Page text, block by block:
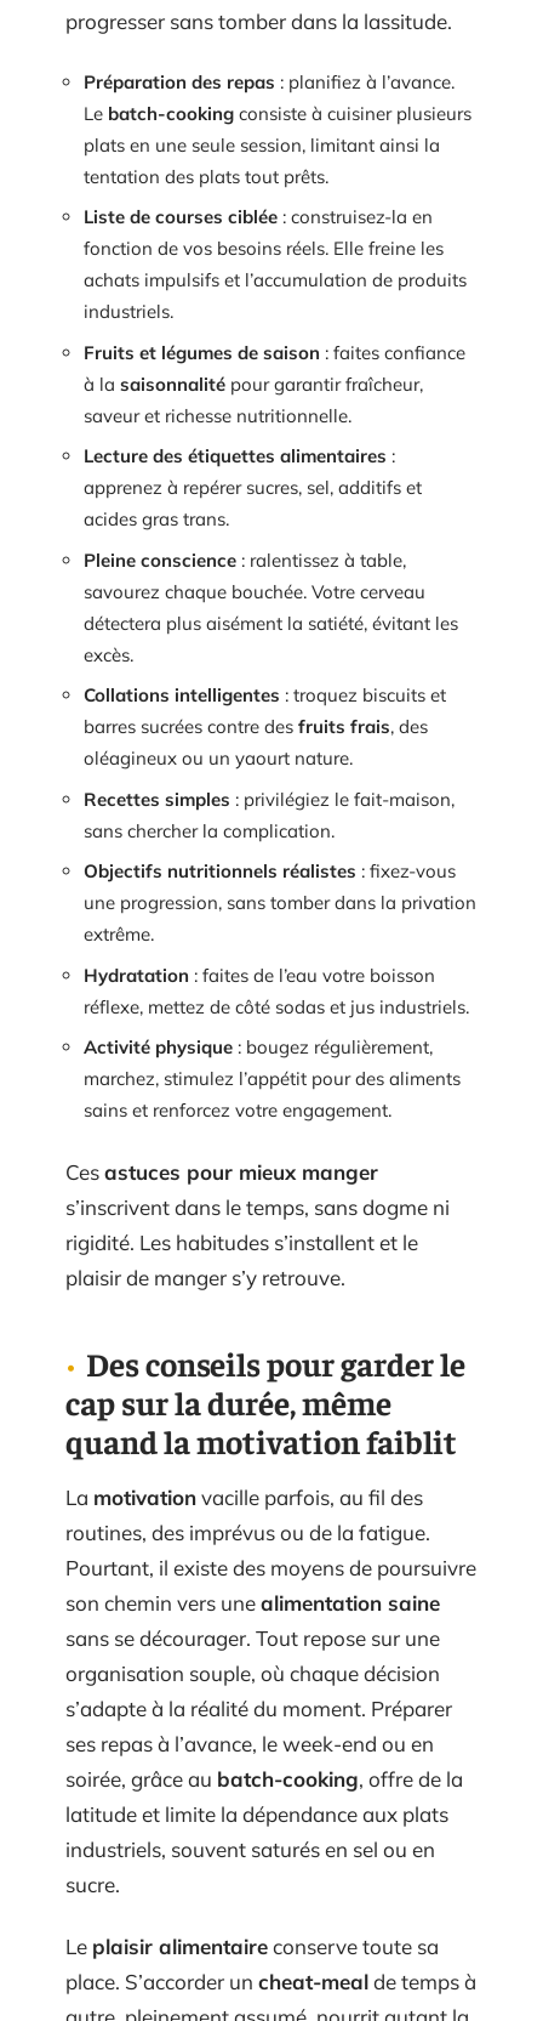
progresser sans tomber dans la lassitude.
Préparation des repas : planifiez à l’avance.
Le batch-cooking consiste à cuisiner plusieurs
plats en une seule session, limitant ainsi la
tentation des plats tout prêts.
Liste de courses ciblée : construisez-la en
fonction de vos besoins réels. Elle freine les
achats impulsifs et l’accumulation de produits
industriels.
Fruits et légumes de saison : faites confiance
à la saisonnalité pour garantir fraîcheur,
saveur et richesse nutritionnelle.
Lecture des étiquettes alimentaires :
apprenez à repérer sucres, sel, additifs et
acides gras trans.
Pleine conscience : ralentissez à table,
savourez chaque bouchée. Votre cerveau
détectera plus aisément la satiété, évitant les
excès.
Collations intelligentes : troquez biscuits et
barres sucrées contre des fruits frais, des
oléagineux ou un yaourt nature.
Recettes simples : privilégiez le fait-maison,
sans chercher la complication.
Objectifs nutritionnels réalistes : fixez-vous
une progression, sans tomber dans la privation
extrême.
Hydratation : faites de l’eau votre boisson
réflexe, mettez de côté sodas et jus industriels.
Activité physique : bougez régulièrement,
marchez, stimulez l’appétit pour des aliments
sains et renforcez votre engagement.
Cesastuces pour mieux manger
s’inscrivent dans le temps, sans dogme ni
rigidité. Les habitudes s’installent et le
plaisir de manger s’y retrouve.
Des conseils pour garder le
cap sur la durée, même
quand la motivation faiblit
La motivationvacille parfois, au fil des
routines, des imprévus ou de la fatigue.
Pourtant, il existe des moyens de poursuivre
son chemin vers unealimentation saine
sans se décourager. Tout repose sur une
organisation souple, où chaque décision
s’adapte à la réalité du moment. Préparer
ses repas à l’avance, le week-end ou en
soirée, grâce au batch-cooking, offre de la
latitude et limite la dépendance aux plats
industriels, souvent saturés en sel ou en
sucre.
Le plaisir alimentaireconserve toute sa
place. S’accorder un cheat-mealde temps à